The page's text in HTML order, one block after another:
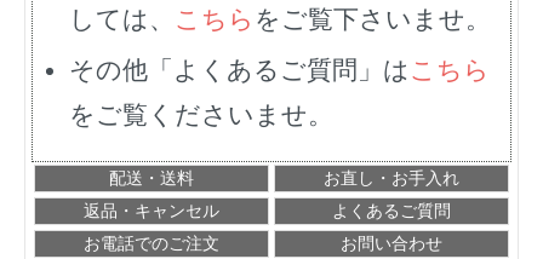
しては、 こちら をご覧下さいませ。
その他「よくあるご質問」は こちら
をご覧くださいませ。
配送・送料
お直し・お手入れ
返品・キャンセル
よくあるご質問
お電話でのご注文
お問い合わせ